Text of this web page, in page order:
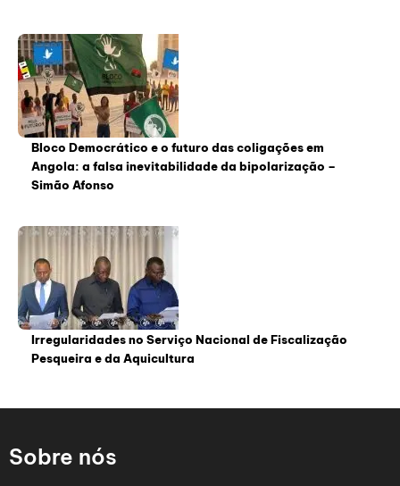
Bloco Democrático e o futuro das coligações em
Angola: a falsa inevitabilidade da bipolarização –
Simão Afonso
Irregularidades no Serviço Nacional de Fiscalização
Pesqueira e da Aquicultura
Sobre nós